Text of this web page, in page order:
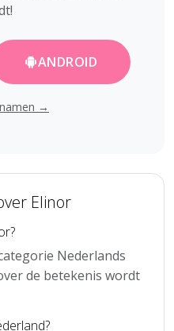
ANDROID
→
Elinor
Nederlands
de betekenis wordt